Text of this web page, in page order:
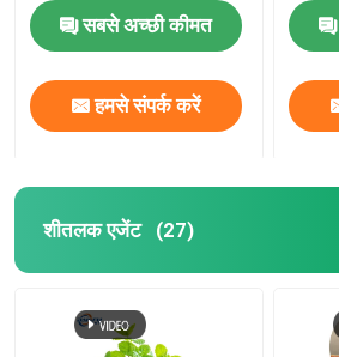
सबसे अच्छी कीमत
हमसे संपर्क करें
शीतलक एजेंट (27)